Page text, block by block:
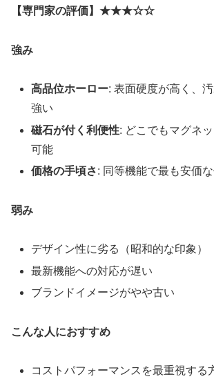
【専門家の評価】★★★☆☆
強み
高品位ホーロー: 表面硬度が高く、
強い
磁石が付く利便性: どこでもマグネ
可能
価格の手頃さ: 同等機能で最も安価
弱み
デザイン性に劣る（昭和的な印象）
最新機能への対応が遅い
ブランドイメージがやや古い
こんな人におすすめ
コストパフォーマンスを最重視する